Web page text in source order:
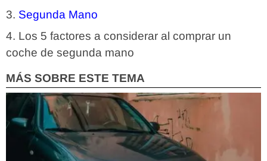
Segunda Mano
Los 5 factores a considerar al comprar un
coche de segunda mano
MÁS SOBRE ESTE TEMA